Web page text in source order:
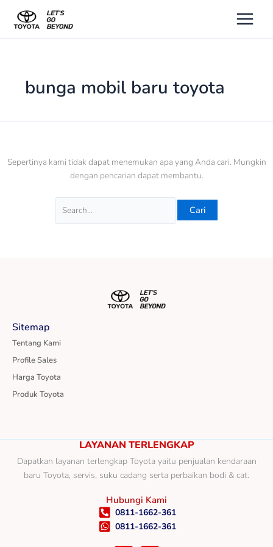
konten
bunga mobil baru toyota
Sepertinya kami tidak dapat menemukan apa yang Anda cari. Mungkin
dengan pencarian dapat membantu.
untuk:
Sitemap
Tentang Kami
Profile Sales
Harga Toyota
Produk Toyota
LAYANAN TERLENGKAP
Dapatkan layanan terlengkap Toyota yaitu penjualan kendaraan
baru Toyota, servis, suku cadang serta perbaikan bodi & cat.
Hubungi Kami
0811-1662-361
0811-1662-361